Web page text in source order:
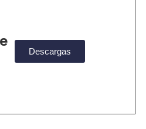
Descargas